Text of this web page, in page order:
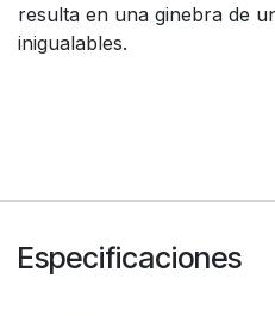
resulta en una ginebra de
inigualables.
Especificaciones